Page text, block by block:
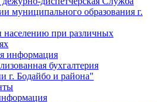
муниципального образования г.
населению при различных
информация
бухгалтерия
г. Бодайбо и района"